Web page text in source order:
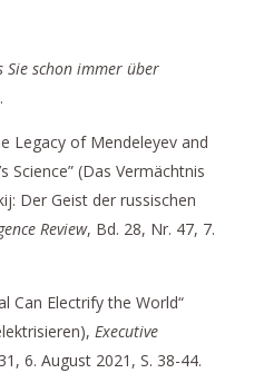
Sie schon immer über
Legacy of Mendeleyev and
Science” (Das Vermächtnis
Der Geist der russischen
Review, Bd. 28, Nr. 47, 7.
Can Electrify the World“
Executive
6. August 2021, S. 38-44.